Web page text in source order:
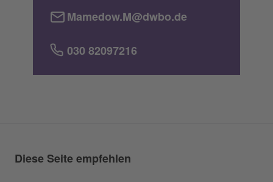
Mamedow.M@dwbo.de
030 82097216
Diese Seite empfehlen